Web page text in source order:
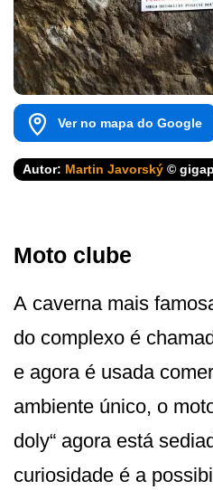
Ver no mapa do Google
Autor: Martin Javorský ©
Moto clube
A caverna mais
do complexo é
e agora é usada
ambiente único, o
doly“ agora está
curiosidade é a